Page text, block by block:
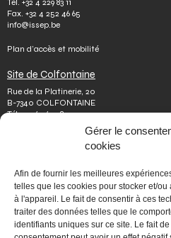
Gérer le
cookies
Afin de fournir les meilleures
telles que les cookies pour stocker et/
à l'appareil. Le fait de consentir à ces
traiter des données telles que le
identifiants uniques sur ce site. Le fait
Tél. +32 4 229 83 11
Fax. +32 4 252 46 65
info@issep.be
Plan d’accès et mobilité
Site de Colfontaine
Rue de la Platinerie, 20
B-7340 COLFONTAINE
Tél.+32 65 610 813
colfontaine@issep.be
Qui sommes-nous
Travailler chez nous
Effectuer un stage
Poser une question
Autres